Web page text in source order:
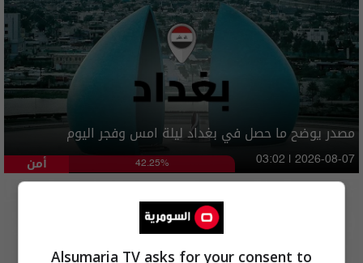
مصدر يوضح ما حصل في بغداد ليلة امس وفجر اليوم
أمن 42.25% 03:02 | 2026-08-07
Alsumaria TV asks for your consent to